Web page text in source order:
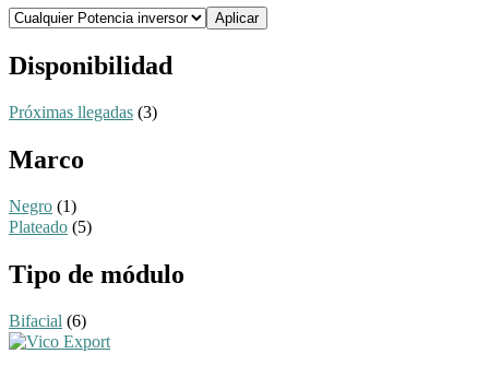
Aplicar
Disponibilidad
Próximas llegadas (3)
Marco
Negro (1)
Plateado (5)
Tipo de módulo
Bifacial (6)